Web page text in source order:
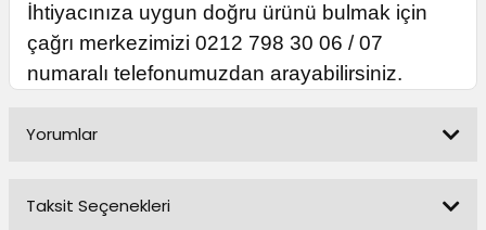
İhtiyacınıza uygun doğru ürünü bulmak için
çağrı merkezimizi 0212 798 30 06 / 07
numaralı telefonumuzdan arayabilirsiniz.
Yorumlar
Taksit Seçenekleri